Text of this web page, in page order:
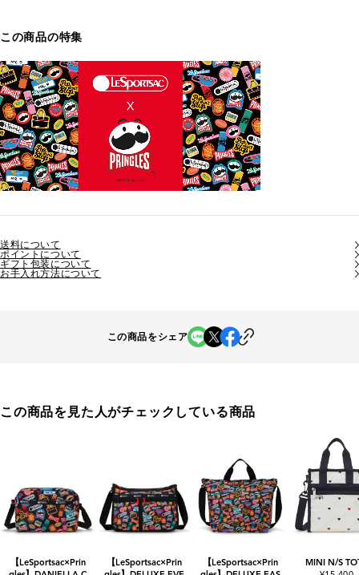
この商品の特集
送料について
ポイントについて
ギフト包装について
お手入れ方法について
この商品をシェア
この商品を見た人がチェックしている商品
【LeSportsac×Prin
【LeSportsac×Prin
【LeSportsac×Prin
MINI N/S